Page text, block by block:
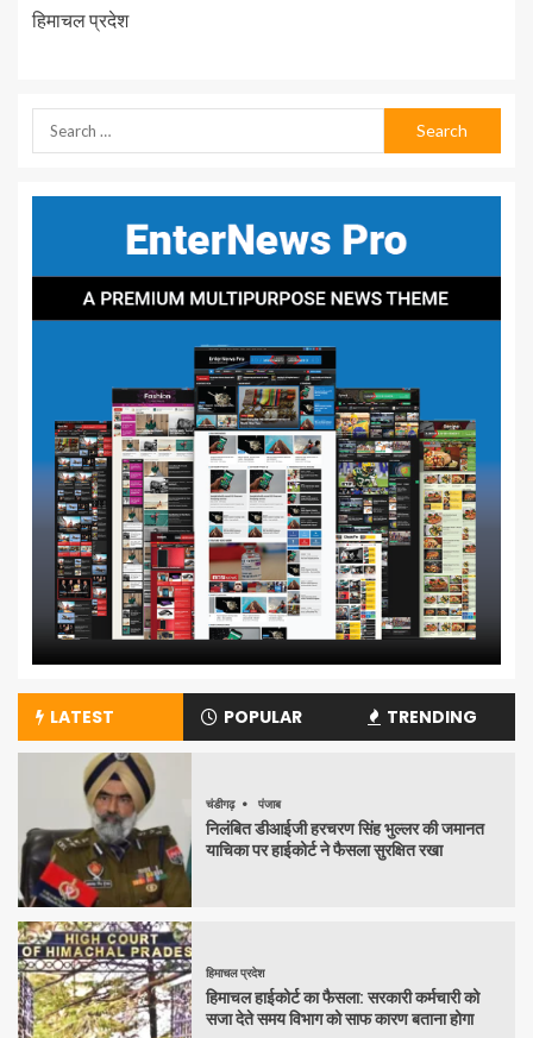
हिमाचल प्रदेश
LATEST POPULAR TRENDING
चंडीगढ़ पंजाब
निलंबित डीआईजी हरचरण सिंह भुल्लर की जमानत
याचिका पर हाईकोर्ट ने फैसला सुरक्षित रखा
हिमाचल प्रदेश
हिमाचल हाईकोर्ट का फैसला: सरकारी कर्मचारी को
सजा देते समय विभाग को साफ कारण बताना होगा